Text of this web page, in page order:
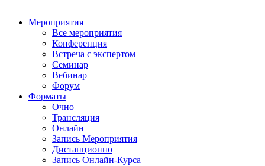
Мероприятия
Все мероприятия
Конференция
Встреча с экспертом
Семинар
Вебинар
Форум
Форматы
Очно
Трансляция
Онлайн
Запись Мероприятия
Дистанционно
Запись Онлайн-Курса